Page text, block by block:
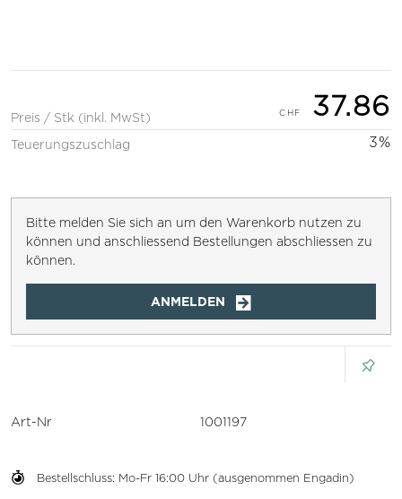
Preis / Stk (inkl. MwSt) 37.86
Teuerungszuschlag 3%
Bitte melden Sie sich an um den Warenkorb nutzen zu
können und anschliessend Bestellungen abschliessen zu
können.
ANMELDEN
Bestellschluss: Mo-Fr 16:00 Uhr (ausgenommen Engadin)
Art-Nr 1001197